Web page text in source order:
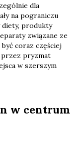
dla
na pograniczu
diety, produkty
związane ze
coraz częściej
pryzmat
w szerszym
w centrum